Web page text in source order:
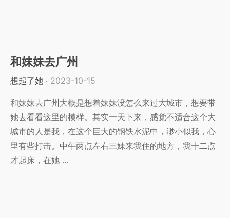
和妹妹去广州
想起了她 · 2023-10-15
和妹妹去广州大概是想着妹妹没怎么来过大城市，想要带
她去看看这里的模样。其实一天下来，感觉不适合这个大
城市的人是我，在这个巨大的钢铁水泥中，渺小似我，心
里有些打击。中午两点左右三妹来我住的地方，我十二点
才起床，在她 ...